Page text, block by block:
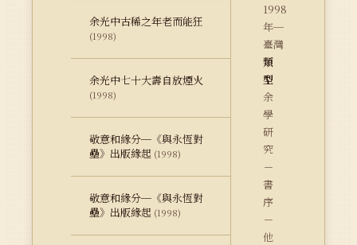
余光中古稀之年老而能狂
(1998)
余光中七十大壽自放煙火
(1998)
敬意和緣分─《與永恆對
壘》出版緣起 (1998)
敬意和緣分─《與永恆對
壘》出版緣起 (1998)
1998
年─
臺灣
類
型
余
學
研
究
－
書
序
－
他